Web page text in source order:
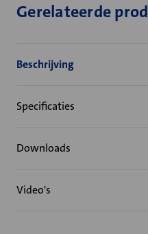
Gerelateerde
Beschrijving
Specificaties
Downloads
Video's